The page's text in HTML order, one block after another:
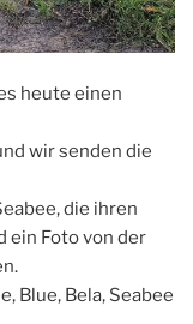
heute einen
wir senden die
die ihren
ein Foto von der
Blue, Bela, Seabee